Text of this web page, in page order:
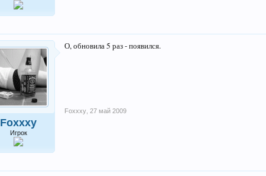
Foxxxy
Игрок
О, обновила 5 раз - появился.
Foxxxy 27 май 2009